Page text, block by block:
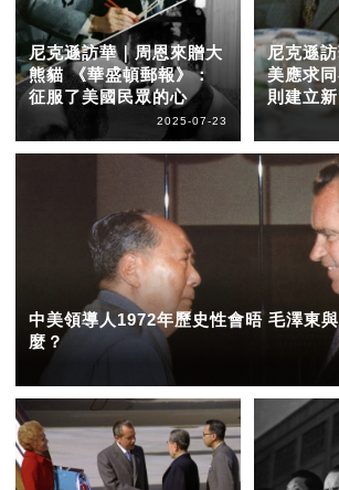
尼克遜訪華｜周恩來贈大
熊貓 《華盛頓郵報》：
征服了美國民眾的心
2025-07-23
尼克遜
美應求
則建立
中美領導人1972年歷史性會晤 毛澤東
麼？